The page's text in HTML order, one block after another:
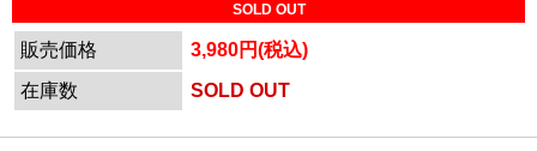
SOLD OUT
販売価格
3,980円(税込)
在庫数
SOLD OUT